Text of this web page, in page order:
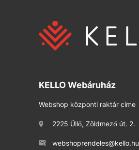
KELLO Webáruház
Webshop központi raktár címe
2225 Üllő, Zöldmező út. 2.
webshoprendeles@kello.hu